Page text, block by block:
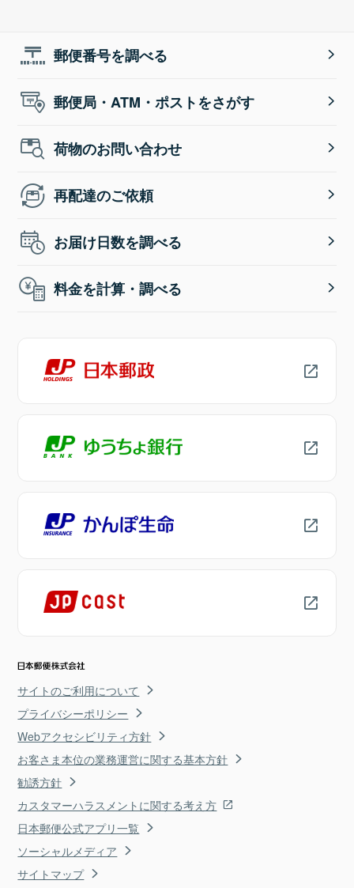
郵便番号を調べる
郵便局・ATM・ポストをさがす
荷物のお問い合わせ
再配達のご依頼
お届け日数を調べる
料金を計算・調べる
サイトのご利用について
プライバシーポリシー
Webアクセシビリティ方針
お客さま本位の業務運営に関する基本方針
勧誘方針
カスタマーハラスメントに関する考え方
日本郵便公式アプリ一覧
ソーシャルメディア
サイトマップ